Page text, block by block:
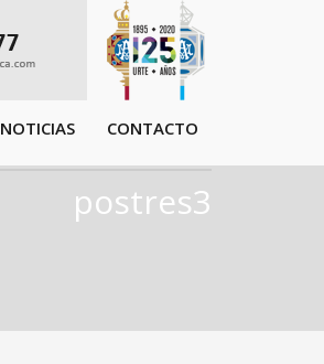
NOTICIAS CONTACTO
postres3